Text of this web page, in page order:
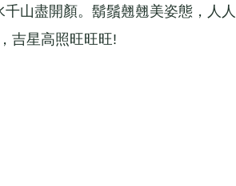
山盡開顏。鬍鬚翹翹美姿態，人人
吉星高照旺旺旺!